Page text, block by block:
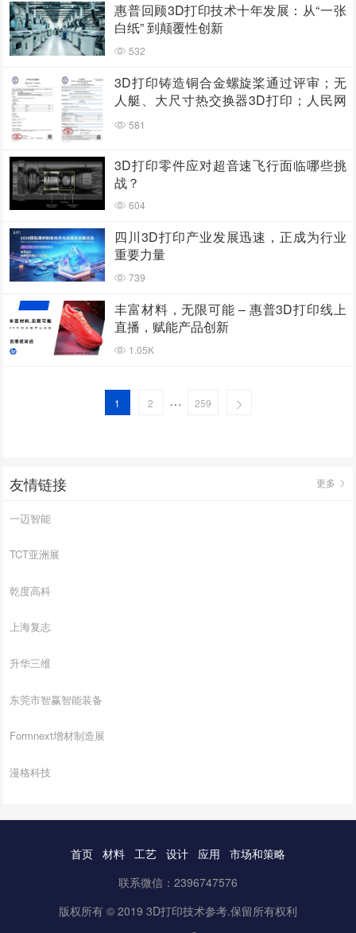
惠普回顾3D打印技术十年发展：从“一张
白纸” 到颠覆性创新
532
3D打印铸造铜合金螺旋桨通过评审；无
人艇、大尺寸热交换器3D打印；人民网
报道两家3D打印企业
581
3D打印零件应对超音速飞行面临哪些挑
战？
604
四川3D打印产业发展迅速，正成为行业
重要力量
739
丰富材料，无限可能 – 惠普3D打印线上
直播，赋能产品创新
1.05K
1 2 … 259
友情链接 更多
一迈智能
TCT亚洲展
乾度高科
上海复志
升华三维
东莞市智赢智能装备
Formnext增材制造展
漫格科技
首页 材料 工艺 设计 应用
市场和策略
联系微信：2396747576
版权所有 © 2019 3D打印技术参考.保留所有权利